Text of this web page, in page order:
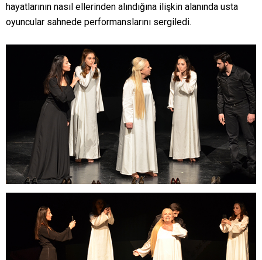
hayatlarının nasıl ellerinden alındığına ilişkin alanında usta
oyuncular sahnede performanslarını sergiledi.